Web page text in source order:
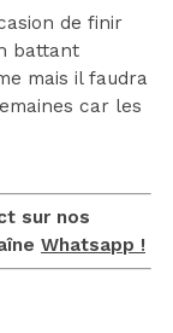
de finir
battant
mais il faudra
car les
sur nos
Whatsapp !